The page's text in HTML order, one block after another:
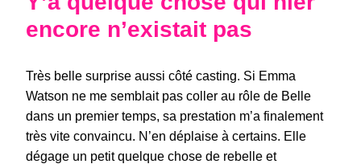
encore n’existait pas
Très belle surprise aussi côté casting. Si Emma
Watson ne me semblait pas coller au rôle de Belle
dans un premier temps, sa prestation m’a finalement
très vite convaincu. N’en déplaise à certains. Elle
dégage un petit quelque chose de rebelle et